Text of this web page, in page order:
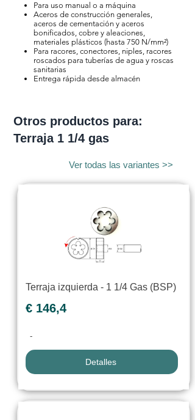
Para uso manual o a máquina
Aceros de construcción generales,
aceros de cementación y aceros
bonificados, cobre y aleaciones,
materiales plásticos (hasta 750 N/mm²)
Para racores, conectores, niples, racores
roscados para tuberías de agua y roscas
sanitarias
Entrega rápida desde almacén
Otros productos para:
Terraja 1 1/4 gas
Ver todas las variantes >>
Terraja izquierda - 1 1/4 Gas (BSP)
€ 146,4
-
Detalles